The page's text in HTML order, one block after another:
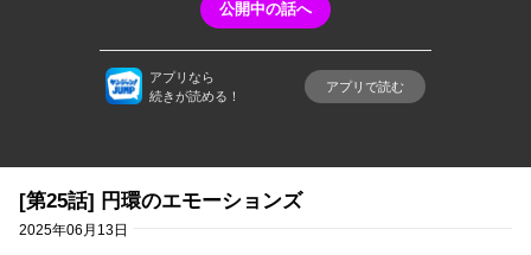
公開中の話へ
アプリなら
続きが読める！
アプリで読む
[第25話] 円環のエモーションズ
2025年06月13日